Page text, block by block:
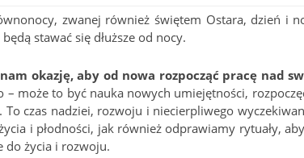
zwanej również świętem Ostara, dzień i
stawać się dłuższe od nocy.
okazję, aby od nowa rozpocząć pracę nad
– może to być nauka nowych umiejętności,
To czas nadziei, rozwoju i niecierpliwego
i płodności, jak również odprawiamy rytuały,
do życia i rozwoju.